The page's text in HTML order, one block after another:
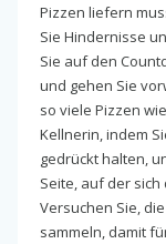
Pizzen liefern
Sie Hindernisse
Sie auf den
und gehen Sie
so viele Pizzen
Kellnerin, indem
gedrückt halten,
Seite, auf der
Versuchen Sie,
sammeln, damit